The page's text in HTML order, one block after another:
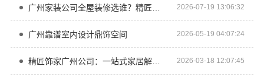
2026-07-19 13:06:32
广州靠谱室内设计鼎饰空间 2026-05-19 04:07:24
精匠饰家广州公司：一站式家居解决方案 2026-03-18 12:07:45